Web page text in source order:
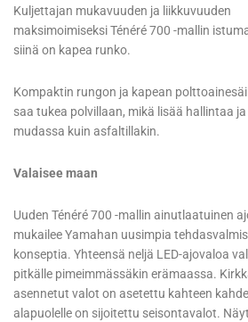
Kuljettajan mukavuuden ja liikkuvuuden
maksimoimiseksi Ténéré 700 -mallin
siinä on kapea runko.
Kompaktin rungon ja kapean
saa tukea polvillaan, mikä lisää hallintaa
mudassa kuin asfaltillakin.
Valaisee maan
Uuden Ténéré 700 -mallin ainutlaatuinen
mukailee Yamahan uusimpia
konseptia. Yhteensä neljä LED-ajovaloa
pitkälle pimeimmässäkin erämaassa.
asennetut valot on asetettu kahteen
alapuolelle on sijoitettu seisontavalot.